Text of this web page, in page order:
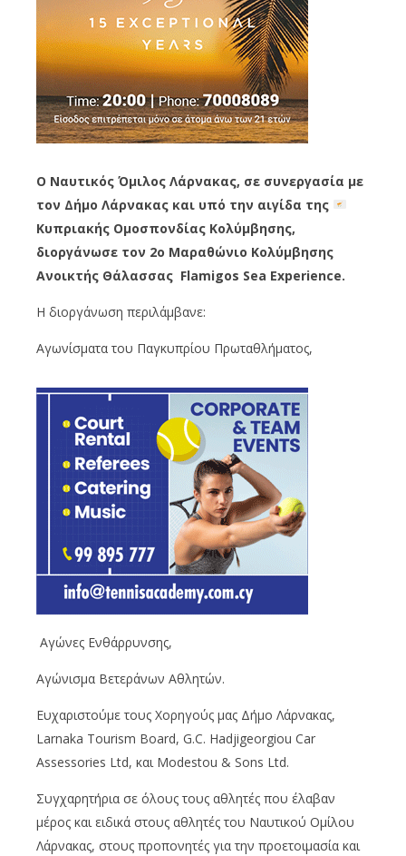
Ο Ναυτικός Όμιλος Λάρνακας, σε συνεργασία με
τον Δήμο Λάρνακας και υπό την αιγίδα της
Κυπριακής Ομοσπονδίας Κολύμβησης,
διοργάνωσε τον 2ο Μαραθώνιο Κολύμβησης
Ανοικτής Θάλασσας Flamigos Sea Experience.
Η διοργάνωση περιλάμβανε:
Αγωνίσματα του Παγκυπρίου Πρωταθλήματος,
Αγώνες Ενθάρρυνσης,
Αγώνισμα Βετεράνων Αθλητών.
Ευχαριστούμε τους Χορηγούς μας Δήμο Λάρνακας,
Larnaka Tourism Board, G.C. Hadjigeorgiou Car
Assessories Ltd, και Modestou & Sons Ltd.
Συγχαρητήρια σε όλους τους αθλητές που έλαβαν
μέρος και ειδικά στους αθλητές του Ναυτικού Ομίλου
Λάρνακας, στους προπονητές για την προετοιμασία και